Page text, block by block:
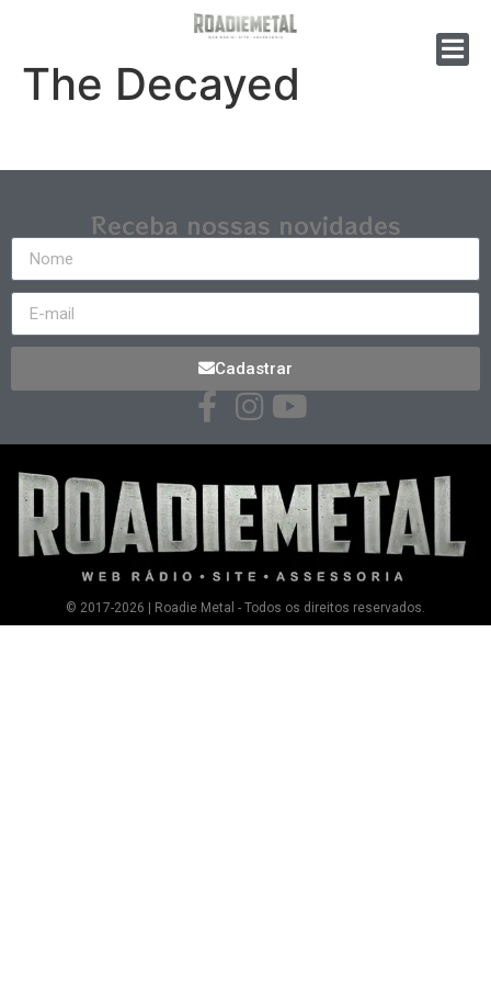
The Decayed
Receba nossas novidades
Cadastrar
© 2017-2026 | Roadie Metal - Todos os direitos reservados.